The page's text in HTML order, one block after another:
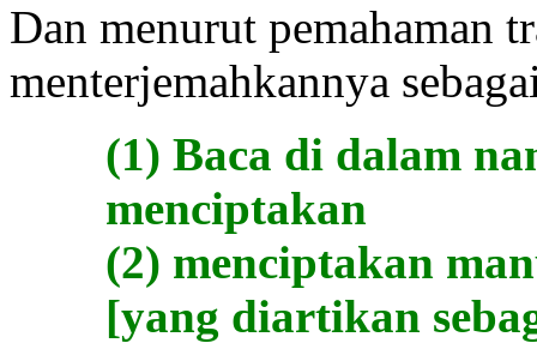
Dan menurut pemahaman
menterjemahkannya
(1) Baca di dalam
menciptakan
(2) menciptakan
[yang diartikan